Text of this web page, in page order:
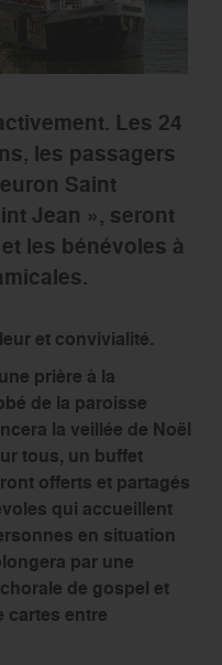
Les 24
les passagers
Saint
Jean », seront
les bénévoles à
et convivialité.
prière à la
de la paroisse
la veillée de Noël
tous, un buffet
offerts et partagés
qui accueillent
en situation
par une
de gospel et
cartes entre